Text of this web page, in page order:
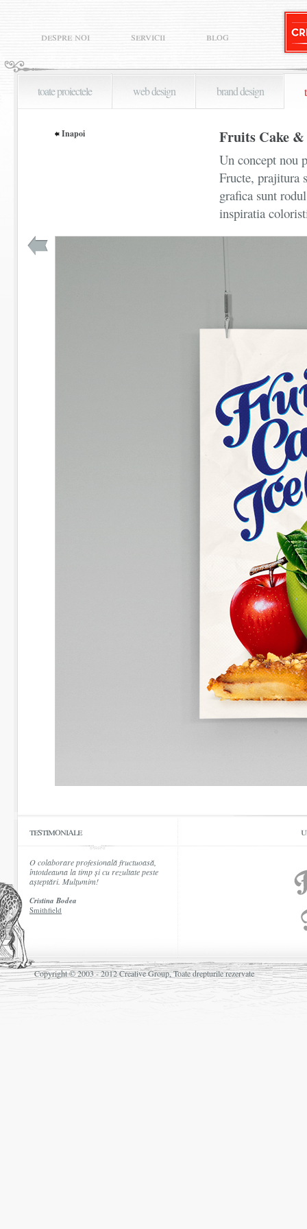
despre noi servicii blog
toate proiectele web design brand design
Inapoi Fruits Cake
Un concept nou
Fructe, prajitura
grafica sunt
inspiratia
testimoniale
O colaborare profesională fructuoasă,
întotdeauna la timp și cu rezultate peste
așteptări. Mulțumim!
Cristina Bodea
Smithfield
Copyright © 2003 - 2012 Creative Group, Toate drepturile rezervate